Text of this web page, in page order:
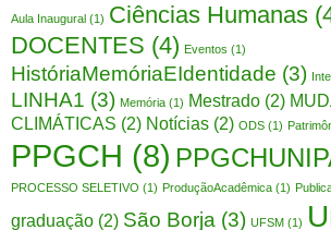
Aula Inaugural (1) Ciências Humanas
DOCENTES (4) Eventos (1)
HistóriaMemóriaEIdentidade (3)
LINHA1 (3) Memória (1) Mestrado (2)
CLIMÁTICAS (2) Notícias (2) ODS (1)
PPGCH (8)
PROCESSO SELETIVO (1) ProduçãoAcadêmica (1)
graduação (2) São Borja (3) UFSM (1)